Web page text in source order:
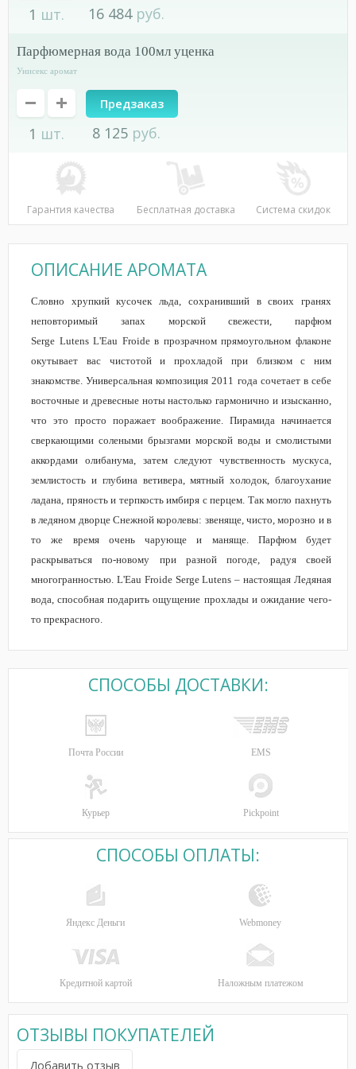
1 шт. 16 484 руб.
парфюмерная вода 100мл уценка
Унисекс аромат
1 шт.
Предзаказ
8 125 руб.
Гарантия качества Бесплатная доставка Система скидок
ОПИСАНИЕ АРОМАТА
Словно хрупкий кусочек льда, сохранивший в своих гранях
неповторимый запах морской свежести, парфюм
Serge Lutens L'Eau Froide в прозрачном прямоугольном флаконе
окутывает вас чистотой и прохладой при близком с ним
знакомстве. Универсальная композиция 2011 года сочетает в себе
восточные и древесные ноты настолько гармонично и изысканно,
что это просто поражает воображение. Пирамида начинается
сверкающими солеными брызгами морской воды и смолистыми
аккордами олибанума, затем следуют чувственность мускуса,
землистость и глубина ветивера, мятный холодок, благоухание
ладана, пряность и терпкость имбиря с перцем. Так могло пахнуть
в ледяном дворце Снежной королевы: звеняще, чисто, морозно и в
то же время очень чарующе и маняще. Парфюм будет
раскрываться по-новому при разной погоде, радуя своей
многогранностью. L'Eau Froide Serge Lutens – настоящая Ледяная
вода, способная подарить ощущение прохлады и ожидание чего-
то прекрасного.
СПОСОБЫ ДОСТАВКИ:
Почта России EMS
Курьер Pickpoint
СПОСОБЫ ОПЛАТЫ:
Яндекс Деньги Webmoney
Кредитной картой Наложным платежом
ОТЗЫВЫ ПОКУПАТЕЛЕЙ
Добавить отзыв